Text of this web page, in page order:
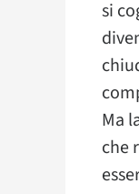
si
Ma
che